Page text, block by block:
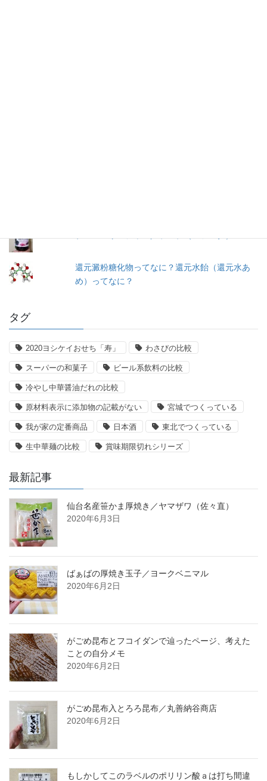
還元澱粉糖化物ってなに？還元水飴（還元水あ
め）ってなに？
タグ
2020ヨシケイおせち「寿」 わさびの比較
スーパーの和菓子 ビール系飲料の比較
冷やし中華醤油だれの比較
原材料表示に添加物の記載がない 宮城でつくっている
我が家の定番商品 日本酒 東北でつくっている
生中華麺の比較 賞味期限切れシリーズ
最新記事
仙台名産笹かま厚焼き／ヤマザワ（佐々直）
2020年6月3日
ばぁばの厚焼き玉子／ヨークベニマル
2020年6月2日
がごめ昆布とフコイダンで辿ったページ、考えた
ことの自分メモ
2020年6月2日
がごめ昆布入とろろ昆布／丸善納谷商店
2020年6月2日
もしかしてこのラベルのポリリン酸ａは打ち間違